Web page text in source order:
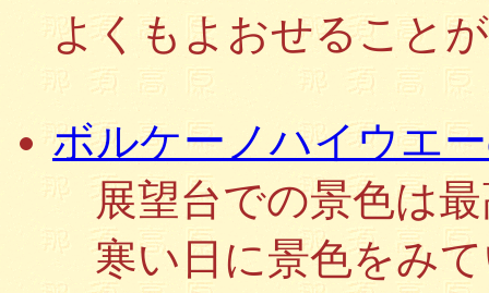
よくもよおせること
ボルケーノハイウエ
展望台での景色は最
寒い日に景色をみて